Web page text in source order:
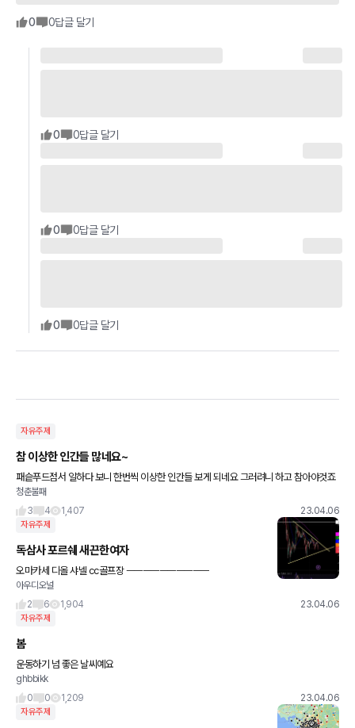
0 0답글 달기
0 0답글 달기
0 0답글 달기
0 0답글 달기
자유주제
참 이상한 인간들 많네요~
패슽푸드점서 일하다 보니 한번씩 이상한 인간들 보게 되네요 그러려니 하고 참아야것죠
ㅠ
청춘불패
3
4 1,407 23.04.06
자유주제
독삼사 포르쉐 새끈한여자
오마카세 디올 샤넬 cc골프장 ㅡㅡㅡㅡㅡㅡㅡㅡㅡㅡ
아우디오널
2
6 1,904 23.04.06
자유주제
봄
운동하기 넘 좋은 날씨예요
ghbbikk
0
0 1,209 23.04.06
자유주제